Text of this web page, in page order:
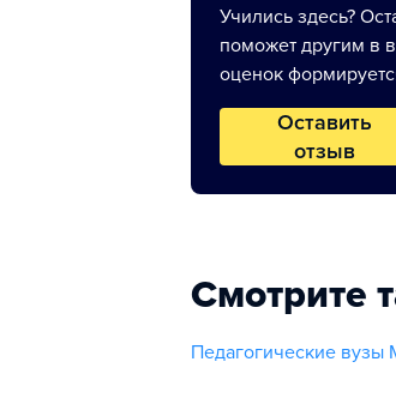
Учились здесь?
поможет другим в
оценок
Оставить
отзыв
Смотрите
Педагогические